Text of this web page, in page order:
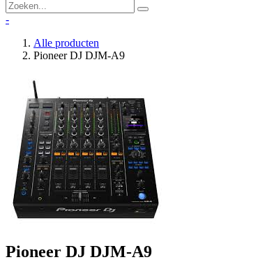
-
Alle producten
Pioneer DJ DJM-A9
Pioneer DJ DJM-A9